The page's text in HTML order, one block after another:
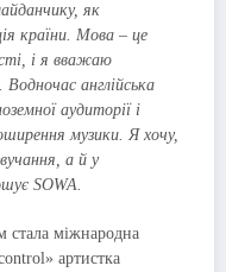
як
країни. Мова – це
і я вважаю
англійська
аудиторії і
музики. Я хочу,
а й у
SOWA.
стала міжнародна
артистка